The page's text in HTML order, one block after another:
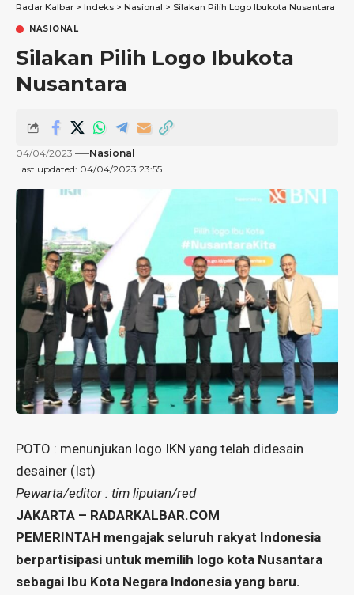
Radar Kalbar > Indeks > Nasional > Silakan Pilih Logo Ibukota Nusantara
NASIONAL
Silakan Pilih Logo Ibukota
Nusantara
Last updated: 04/04/2023 23:55
04/04/2023 Nasional
POTO : menunjukan logo IKN yang telah didesain
desainer (Ist)
Pewarta/editor : tim liputan/red
JAKARTA – RADARKALBAR.COM
PEMERINTAH mengajak seluruh rakyat Indonesia
berpartisipasi untuk memilih logo kota Nusantara
sebagai Ibu Kota Negara Indonesia yang baru.